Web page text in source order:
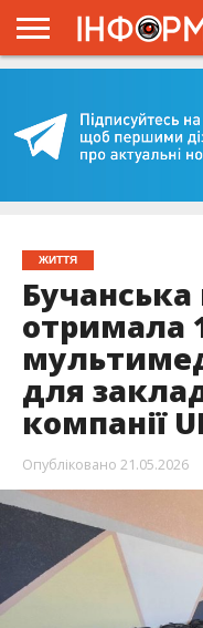
ПРОЄКТ
ЖИТТЯ
отримала
для
компанії
Опубліковано 21.05.2026